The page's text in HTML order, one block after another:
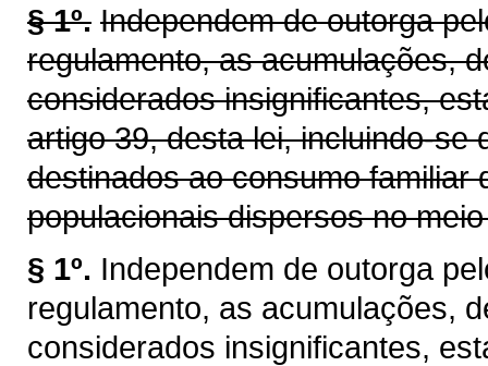
§ 1º. Independem de outorga
regulamento, as acumulações,
considerados insignificantes,
artigo 39, desta lei, incluindo-se
destinados ao consumo familiar
populacionais dispersos no
§ 1º. Independem de outorga
regulamento, as acumulações,
considerados insignificantes,